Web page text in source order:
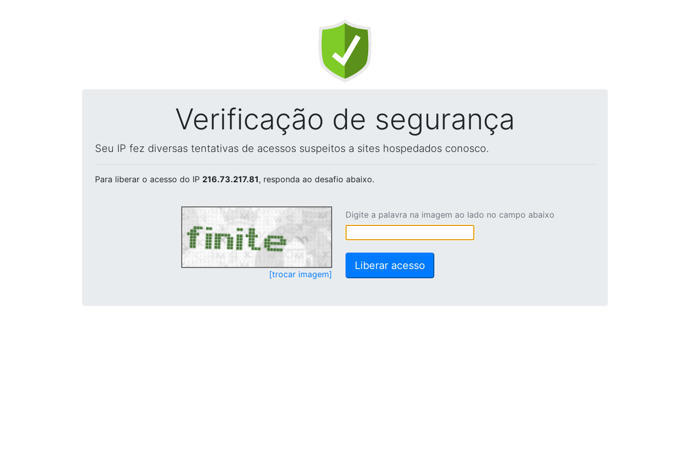
Verificação de segurança
Seu IP fez diversas tentativas de acessos suspeitos a sites hospedados conosco.
Para liberar o acesso do IP 216.73.217.81, responda ao desafio abaixo.
[trocar imagem]
Digite a palavra na imagem ao lado no campo abaixo